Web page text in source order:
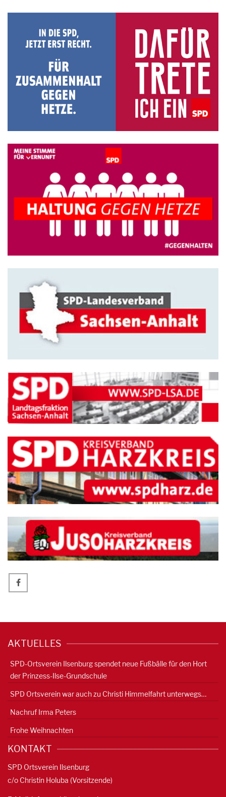
AKTUELLES
SPD-Ortsverein Ilsenburg spendet neue Fußbälle für den Hort
der Prinzess-Ilse-Grundschule
SPD Ortsverein war auch zu Christi Himmelfahrt unterwegs…
Nachruf Irma Peters
Frohe Weihnachten
KONTAKT
SPD Ortsverein Ilsenburg
c/o Christin Holuba (Vorsitzende)